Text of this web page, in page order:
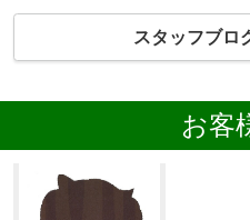
スタッフブロ
お客